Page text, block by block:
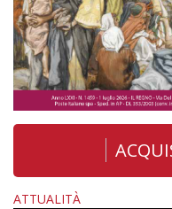
ATTUALITÀ